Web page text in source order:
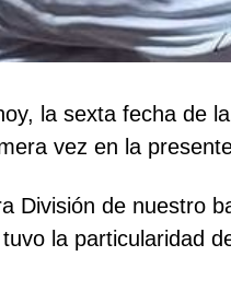
la sexta fecha de
vez en la
División de nuestro
la particularidad